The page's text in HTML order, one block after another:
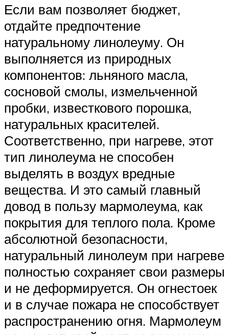
Если вам позволяет бюджет,
отдайте предпочтение
натуральному линолеуму. Он
выполняется из природных
компонентов: льняного масла,
сосновой смолы, измельченной
пробки, известкового порошка,
натуральных красителей.
Соответственно, при нагреве, этот
тип линолеума не способен
выделять в воздух вредные
вещества. И это самый главный
довод в пользу мармолеума, как
покрытия для теплого пола. Кроме
абсолютной безопасности,
натуральный линолеум при нагреве
полностью сохраняет свои размеры
и не деформируется. Он огнестоек
и в случае пожара не способствует
распространению огня. Мармолеум